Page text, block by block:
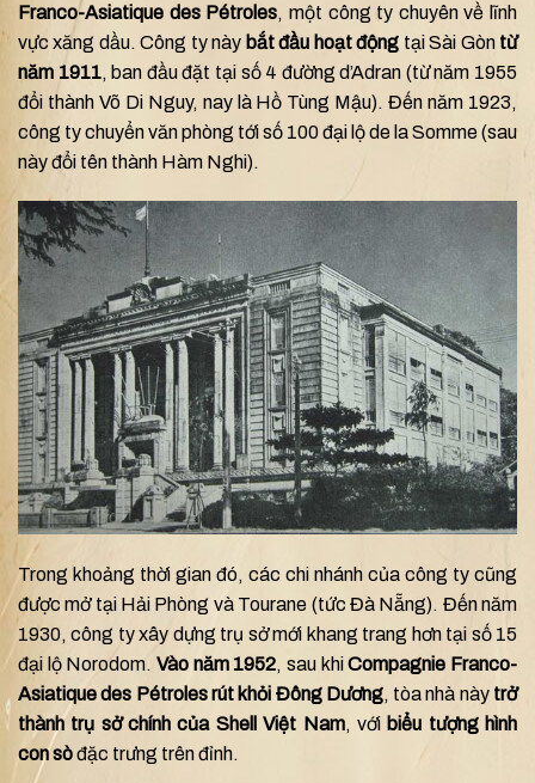
Franco-Asiatique des Pétroles, một công ty chuyên về lĩnh
vực xăng dầu. Công ty này bắt đầu hoạt động tại Sài Gòn từ
năm 1911, ban đầu đặt tại số 4 đường d’Adran (từ năm 1955
đổi thành Võ Di Nguy, nay là Hồ Tùng Mậu). Đến năm 1923,
công ty chuyển văn phòng tới số 100 đại lộ de la Somme (sau
này đổi tên thành Hàm Nghi).
Trong khoảng thời gian đó, các chi nhánh của công ty cũng
được mở tại Hải Phòng và Tourane (tức Đà Nẵng). Đến năm
1930, công ty xây dựng trụ sở mới khang trang hơn tại số 15
đại lộ Norodom. Vào năm 1952, sau khiCompagnie Franco-
Asiatique des Pétroles rút khỏi Đông Dương, tòa nhà nàytrở
thành trụ sở chính của Shell Việt Nam, vớibiểu tượng hình
con sòđặc trưng trên đỉnh.